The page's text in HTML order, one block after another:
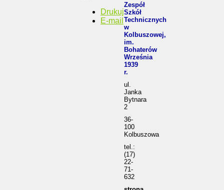
Drukuj
E-mail
Zespół
Szkół
Technicznych
w
Kolbuszowej,
im.
Bohaterów
Września
1939
r.
ul.
Janka
Bytnara
2
36-
100
Kolbuszowa
tel.:
(17)
22-
71-
632